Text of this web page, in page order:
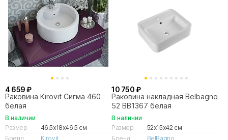
4 659 ₽
Раковина Kirovit Сигма 460
белая
В наличии
Размер
46.5x18x46.5 см
Бренд
Kirovit
10 750 ₽
Раковина накладная Belbagno
52 BB1367 белая
В наличии
Размер
52x15x42 см
Бренд
BelBagno